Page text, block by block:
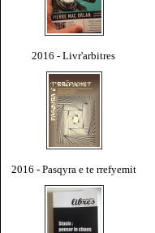
2016 - Livr'arbitres
2016 - Pasqyra e te rrefyemit